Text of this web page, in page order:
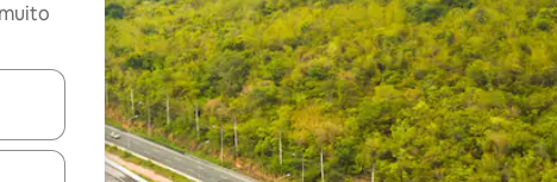
com as teclas de seta para cima e para baixo ou explore com